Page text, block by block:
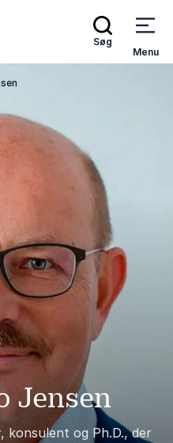
Søg
Menu
Jensen
og Ph.D., der